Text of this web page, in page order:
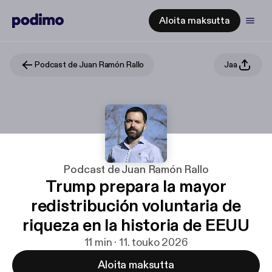
Aloita maksutta
Podcast de Juan Ramón Rallo Jaa
Podcast de Juan Ramón Rallo
Trump prepara la mayor
redistribución voluntaria de
riqueza en la historia de EEUU
11 min · 11. touko 2026
Aloita maksutta